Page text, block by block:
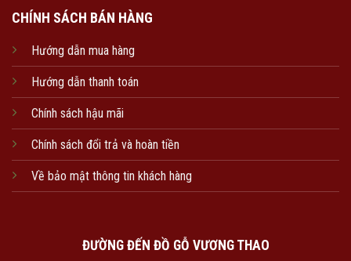
CHÍNH SÁCH BÁN HÀNG
Hướng dẫn mua hàng
Hướng dẫn thanh toán
Chính sách hậu mãi
Chính sách đổi trả và hoàn tiền
Về bảo mật thông tin khách hàng
ĐƯỜNG ĐẾN ĐỒ GỖ VƯƠNG THAO